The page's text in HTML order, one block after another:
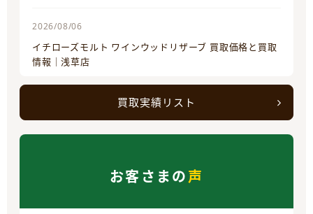
2026/08/06
イチローズモルト ワインウッドリザーブ 買取価格と買取
情報｜浅草店
買取実績リスト
お客さまの声